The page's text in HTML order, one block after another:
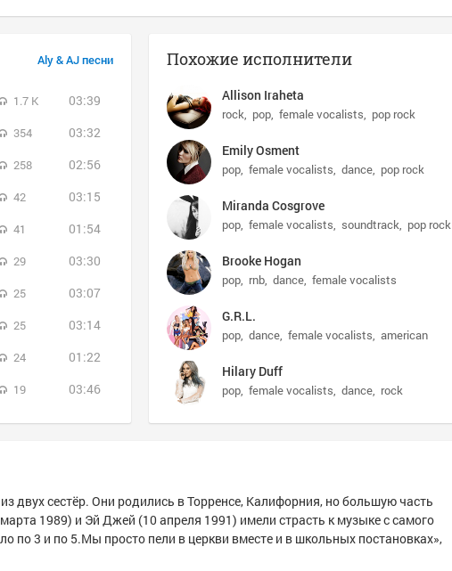
Aly & AJ песни
1.7 K
03:39
354
03:32
258
02:56
42
03:15
41
01:54
29
03:30
25
03:07
25
03:14
24
01:22
19 03:46
Похожие исполнители
Allison Iraheta
rock pop female vocalists pop rock
Emily Osment
pop female vocalists dance pop rock
Miranda Cosgrove
pop female vocalists soundtrack pop rock
Brooke Hogan
pop rnb dance female vocalists
G.R.L.
pop dance female vocalists american
Hilary Duff
pop female vocalists dance rock
двух сестёр. Они родились в Торренсе, Калифорния, но большую часть
1989) и Эй Джей (10 апреля 1991) имели страсть к музыке с самого
по 3 и по 5.Мы просто пели в церкви вместе и в школьных постановках»,